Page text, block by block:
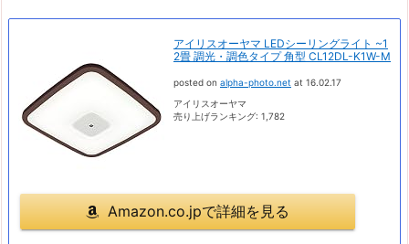
アイリスオーヤマ LEDシーリングライト ~1
2畳 調光・調色タイプ 角型 CL12DL-K1W-M
posted on alpha-photo.net at 16.02.17
アイリスオーヤマ
売り上げランキング: 1,782
Amazon.co.jpで詳細を見る